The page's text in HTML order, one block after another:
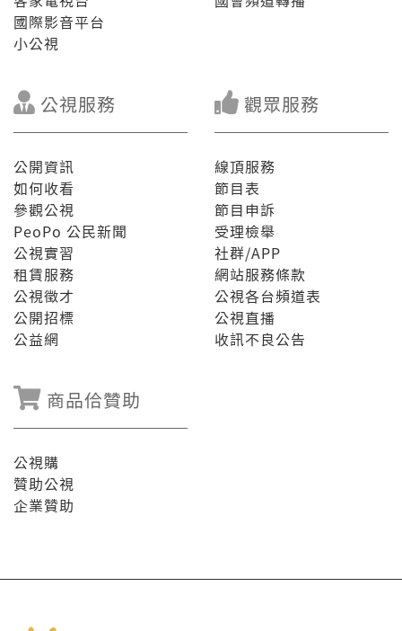
國際影音平台
小公視
公視服務
公開資訊
如何收看
參觀公視
PeoPo 公民新聞
公視實習
租賃服務
公視徵才
公開招標
公益網
觀眾服務
線頂服務
節目表
節目申訴
受理檢舉
社群/APP
網站服務條款
公視各台頻道表
公視直播
收訊不良公告
商品佮贊助
公視購
贊助公視
企業贊助